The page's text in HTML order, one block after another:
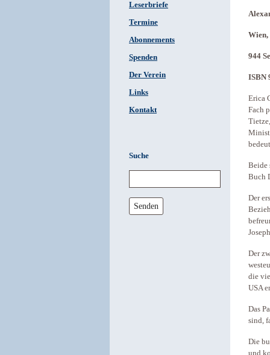
Leserbriefe
Termine
Abonnements
Spenden
Der Verein
Links
Kontakt
Suche
Senden
Wien,
944
ISBN
Erica
Fach
Beide
Buch
Der
Der
die
USA
Das
sind,
Die
und